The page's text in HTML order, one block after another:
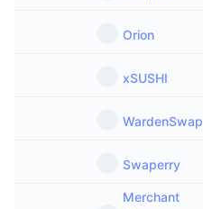
Orion
xSUSHI
WardenSwap
Swaperry
Merchant